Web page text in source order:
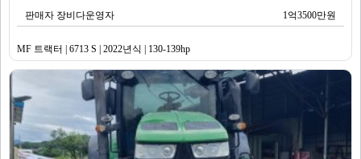
판매자 장비다운영자 1억3500만원
MF 트랙터 | 6713 S | 2022년식 | 130-139hp